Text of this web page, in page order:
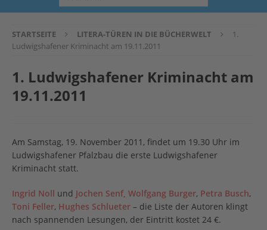
STARTSEITE LITERA-TÜREN IN DIE BÜCHERWELT
1.
Ludwigshafener Kriminacht am 19.11.2011
1. Ludwigshafener Kriminacht am
19.11.2011
Am Samstag, 19. November 2011, findet um 19.30 Uhr im
Ludwigshafener Pfalzbau die erste Ludwigshafener
Kriminacht statt.
Ingrid Noll und Jochen Senf, Wolfgang Burger, Petra Busch,
Toni Feller, Hughes Schlueter – die Liste der Autoren klingt
nach spannenden Lesungen, der Eintritt kostet 24 €.